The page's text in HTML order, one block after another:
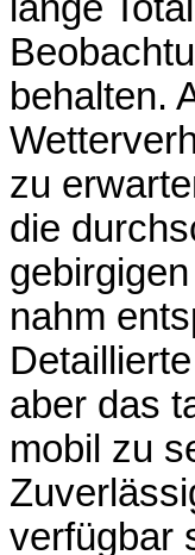
lange
behalten.
zu
die
nahm
aber das
mobil zu
verfügbar